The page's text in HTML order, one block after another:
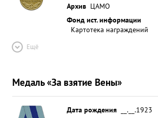
Архив ЦАМО
Фонд ист. информации
Картотека награждений
Ещё
Медаль «За взятие Вены»
Дата рождения
__.__.1923